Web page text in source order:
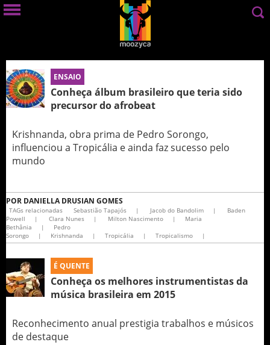
ENSAIO
Conheça álbum brasileiro que teria sido
precursor do afrobeat
Krishnanda, obra prima de Pedro Sorongo,
influenciou a Tropicália e ainda faz sucesso pelo
mundo
POR DANIELLA DRUSIAN GOMES
TAGs relacionadas Sebastião Tapajós | Jacob do Bandolim |
Baden
Powell
| Clara Nunes | Milton Nascimento |
Maria
Bethânia
|
Pedro
Sorongo
| Krishnanda | Tropicália | Tropicalismo |
É QUENTE
Conheça os melhores instrumentistas da
música brasileira em 2015
Reconhecimento anual prestigia trabalhos e músicos
de destaque